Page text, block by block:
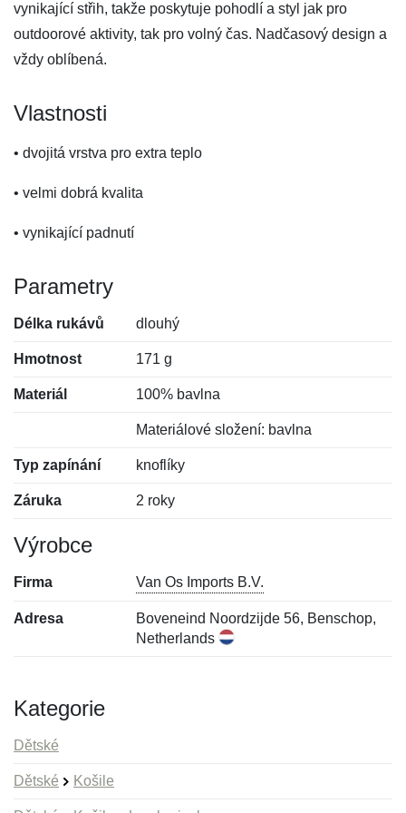
vynikající střih, takže poskytuje pohodlí a styl jak pro
outdoorové aktivity, tak pro volný čas. Nadčasový design a
vždy oblíbená.
Vlastnosti
• dvojitá vrstva pro extra teplo
• velmi dobrá kvalita
• vynikající padnutí
Parametry
Délka rukávů dlouhý
Hmotnost 171 g
Materiál 100% bavlna
Materiálové složení: bavlna
Typ zapínání knoflíky
Záruka 2 roky
Výrobce
Firma Van Os Imports B.V.
Adresa
Boveneind Noordzijde 56, Benschop,
Netherlands
Kategorie
Dětské
Dětské Košile